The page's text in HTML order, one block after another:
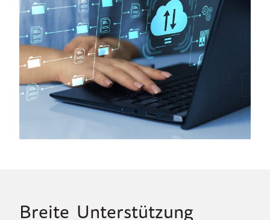
Breite Unterstützung